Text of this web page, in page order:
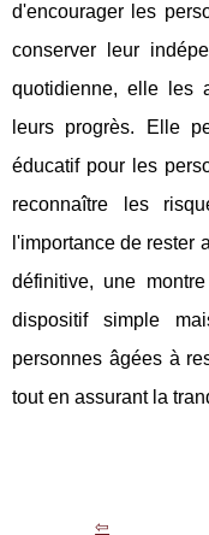
d'encourager les
conserver leur
quotidienne, elle les
leurs progrès. Elle
éducatif pour les
reconnaître les
l'importance de rester
définitive, une
dispositif simple
personnes âgées à
tout en assurant la